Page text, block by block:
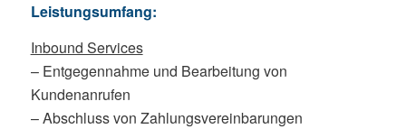
Leistungsumfang:
Inbound Services
– Entgegennahme und Bearbeitung von
Kundenanrufen
– Abschluss von Zahlungsvereinbarungen